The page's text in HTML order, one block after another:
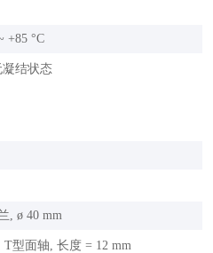
+85 °C
凝结状态
, ø 40 mm
T型面轴, 长度 = 12 mm